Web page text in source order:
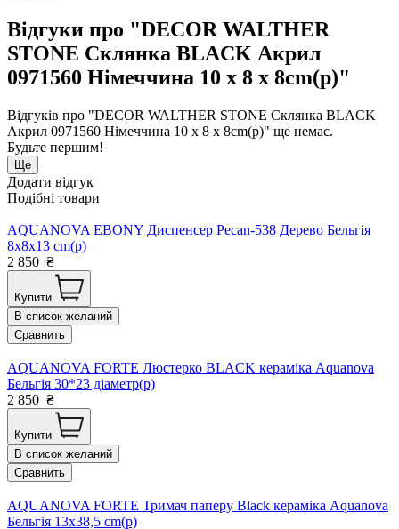
Відгуки про "DECOR WALTHER
STONE Склянка BLACK Акрил
0971560 Німеччина 10 x 8 x 8cm(р)"
Відгуків про "DECOR WALTHER STONE Склянка BLACK
Акрил 0971560 Німеччина 10 x 8 x 8cm(р)" ще немає.
Будьте першим!
Ще
Додати відгук
Подібні товари
AQUANOVA EBONY Диспенсер Pecan-538 Дерево Бельгія
8x8x13 cm(р)
2 850 ₴
Купити
В список желаний
Сравнить
AQUANOVA FORTE Люстерко BLACK кераміка Aquanova
Бельгія 30*23 діаметр(р)
2 850 ₴
Купити
В список желаний
Сравнить
AQUANOVA FORTE Тримач паперу Black кераміка Aquanova
Бельгія 13x38,5 cm(р)